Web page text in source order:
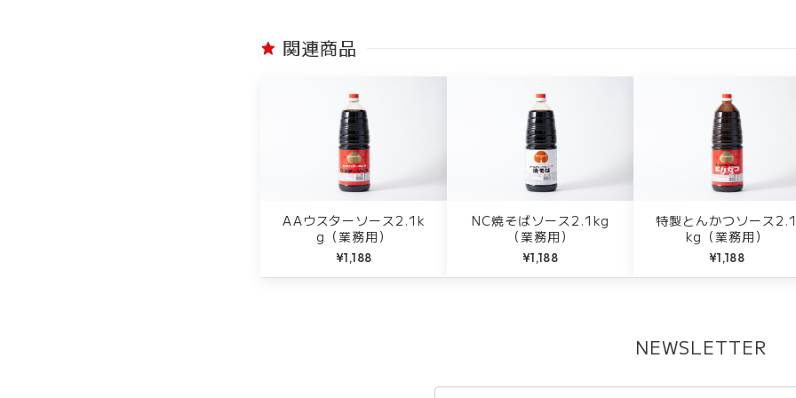
関連商品
AAウスターソース2.1k
g（業務用）
¥1,188
NC焼そばソース2.1kg
（業務用）
¥1,188
特製とんかつソース
kg（業務用）
¥1,188
NEWSLETTER